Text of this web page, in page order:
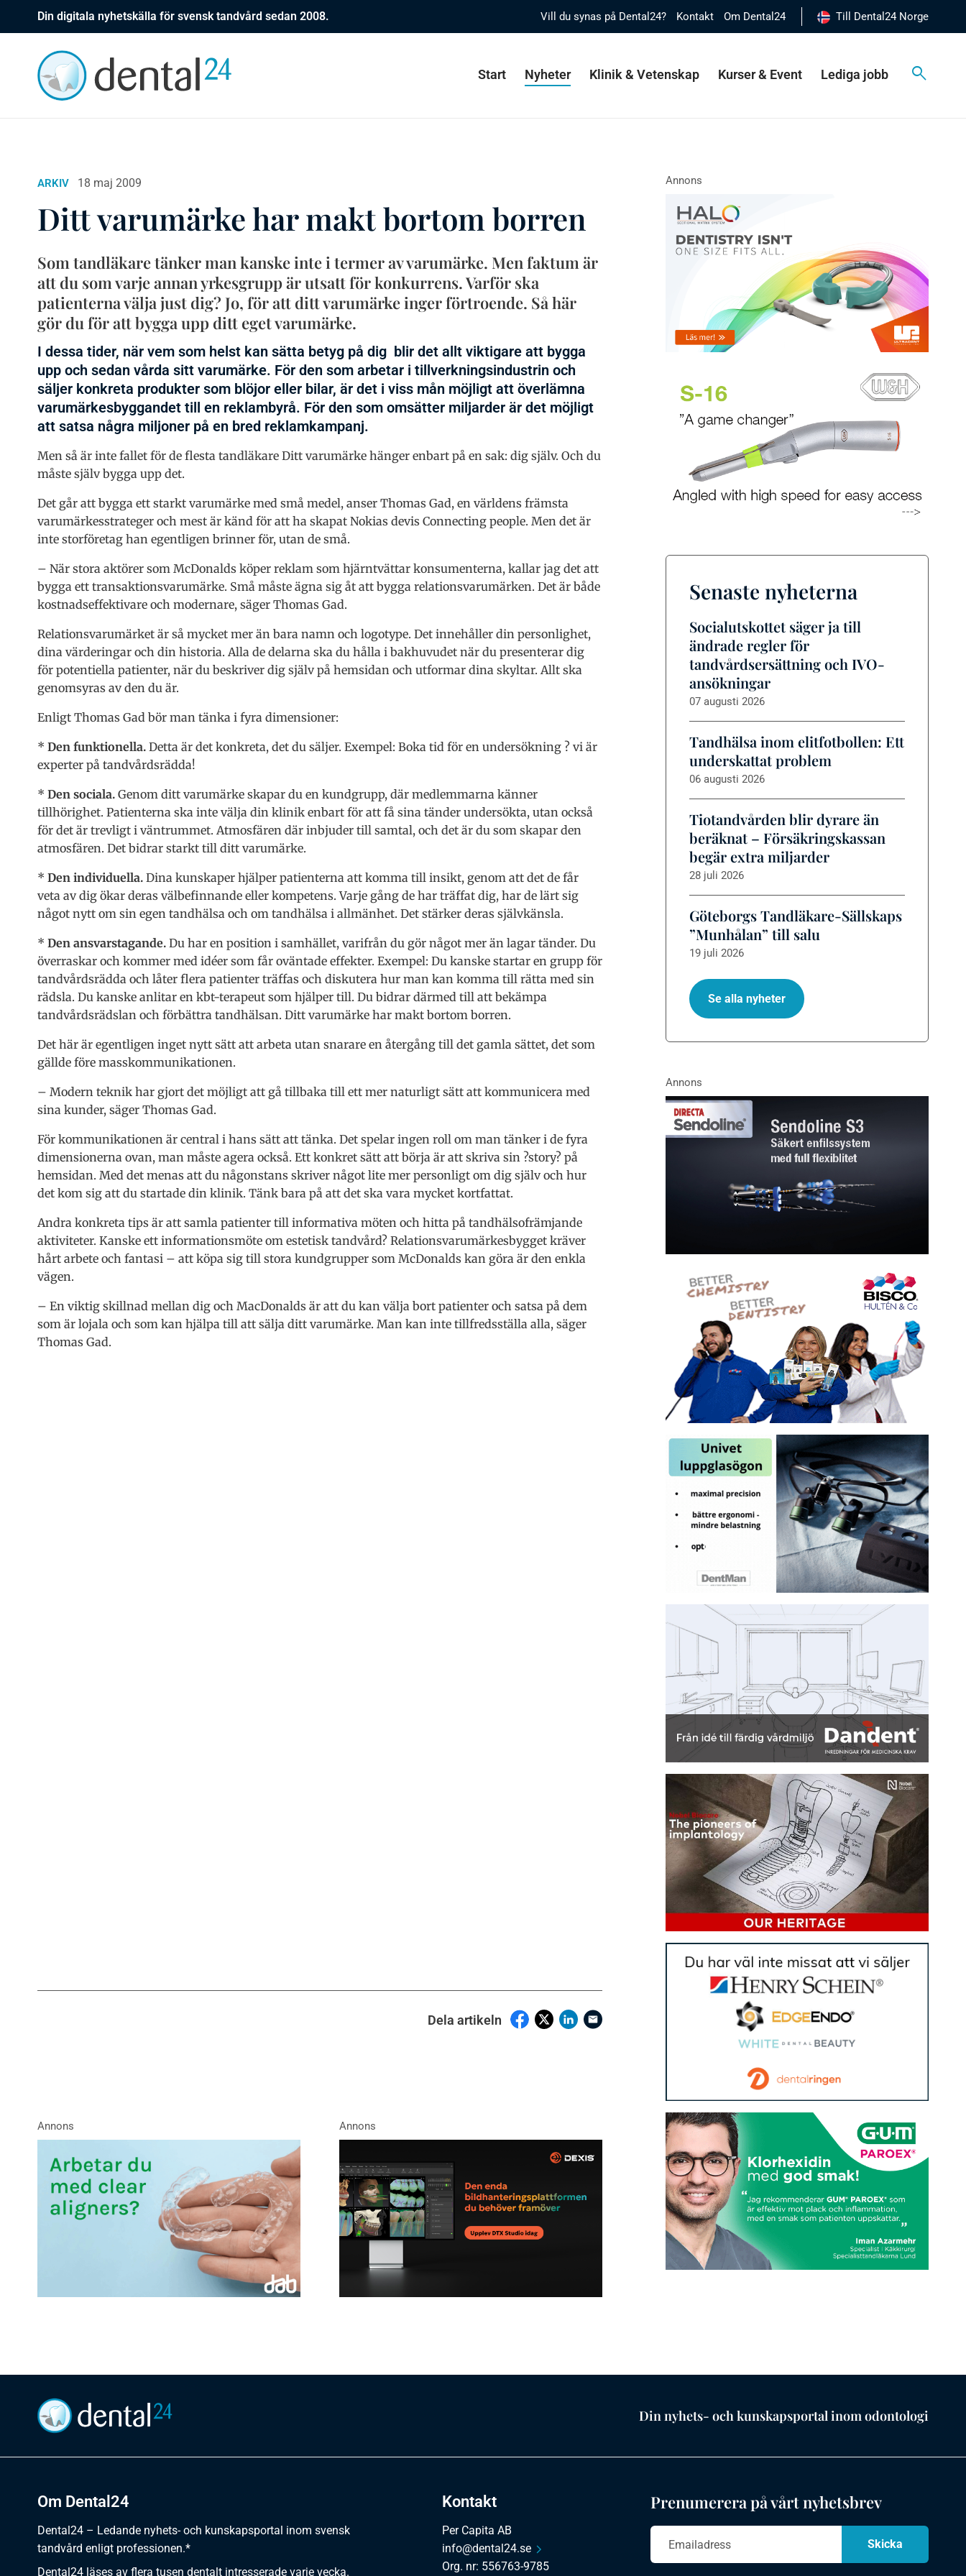
Din digitala nyhetskälla för svensk tandvård sedan 2008. Vill du synas på Dental24? Kontakt Om Dental24 Till Dental24 Norge
Start Nyheter Klinik & Vetenskap Kurser & Event Lediga jobb
ARKIV 18 maj 2009
Ditt varumärke har makt bortom borren
Som tandläkare tänker man kanske inte i termer av varumärke. Men faktum är
att du som varje annan yrkesgrupp är utsatt för konkurrens. Varför ska
patienterna välja just dig? Jo, för att ditt varumärke inger förtroende. Så här
gör du för att bygga upp ditt eget varumärke.
I dessa tider, när vem som helst kan sätta betyg på dig blir det allt viktigare att bygga
upp och sedan vårda sitt varumärke. För den som arbetar i tillverkningsindustrin och
säljer konkreta produkter som blöjor eller bilar, är det i viss mån möjligt att överlämna
varumärkesbyggandet till en reklambyrå. För den som omsätter miljarder är det möjligt
att satsa några miljoner på en bred reklamkampanj.
Men så är inte fallet för de flesta tandläkare Ditt varumärke hänger enbart på en sak: dig själv. Och du
måste själv bygga upp det.
Det går att bygga ett starkt varumärke med små medel, anser Thomas Gad, en världens främsta
varumärkesstrateger och mest är känd för att ha skapat Nokias devis Connecting people. Men det är
inte storföretag han egentligen brinner för, utan de små.
– När stora aktörer som McDonalds köper reklam som hjärntvättar konsumenterna, kallar jag det att
bygga ett transaktionsvarumärke. Små måste ägna sig åt att bygga relationsvarumärken. Det är både
kostnadseffektivare och modernare, säger Thomas Gad.
Relationsvarumärket är så mycket mer än bara namn och logotype. Det innehåller din personlighet,
dina värderingar och din historia. Alla de delarna ska du hålla i bakhuvudet när du presenterar dig
för potentiella patienter, när du beskriver dig själv på hemsidan och utformar dina skyltar. Allt ska
genomsyras av den du är.
Enligt Thomas Gad bör man tänka i fyra dimensioner:
* Den funktionella. Detta är det konkreta, det du säljer. Exempel: Boka tid för en undersökning ? vi är
experter på tandvårdsrädda!
* Den sociala. Genom ditt varumärke skapar du en kundgrupp, där medlemmarna känner
tillhörighet. Patienterna ska inte välja din klinik enbart för att få sina tänder undersökta, utan också
för det är trevligt i väntrummet. Atmosfären där inbjuder till samtal, och det är du som skapar den
atmosfären. Det bidrar starkt till ditt varumärke.
* Den individuella. Dina kunskaper hjälper patienterna att komma till insikt, genom att det de får
veta av dig ökar deras välbefinnande eller kompetens. Varje gång de har träffat dig, har de lärt sig
något nytt om sin egen tandhälsa och om tandhälsa i allmänhet. Det stärker deras självkänsla.
* Den ansvarstagande. Du har en position i samhället, varifrån du gör något mer än lagar tänder. Du
överraskar och kommer med idéer som får oväntade effekter. Exempel: Du kanske startar en grupp för
tandvårdsrädda och låter flera patienter träffas och diskutera hur man kan komma till rätta med sin
rädsla. Du kanske anlitar en kbt-terapeut som hjälper till. Du bidrar därmed till att bekämpa
tandvårdsrädslan och förbättra tandhälsan. Ditt varumärke har makt bortom borren.
Det här är egentligen inget nytt sätt att arbeta utan snarare en återgång till det gamla sättet, det som
gällde före masskommunikationen.
– Modern teknik har gjort det möjligt att gå tillbaka till ett mer naturligt sätt att kommunicera med
sina kunder, säger Thomas Gad.
För kommunikationen är central i hans sätt att tänka. Det spelar ingen roll om man tänker i de fyra
dimensionerna ovan, man måste agera också. Ett konkret sätt att börja är att skriva sin ?story? på
hemsidan. Med det menas att du någonstans skriver något lite mer personligt om dig själv och hur
det kom sig att du startade din klinik. Tänk bara på att det ska vara mycket kortfattat.
Andra konkreta tips är att samla patienter till informativa möten och hitta på tandhälsofrämjande
aktiviteter. Kanske ett informationsmöte om estetisk tandvård? Relationsvarumärkesbygget kräver
hårt arbete och fantasi – att köpa sig till stora kundgrupper som McDonalds kan göra är den enkla
vägen.
– En viktig skillnad mellan dig och MacDonalds är att du kan välja bort patienter och satsa på dem
som är lojala och som kan hjälpa till att sälja ditt varumärke. Man kan inte tillfredsställa alla, säger
Thomas Gad.
Dela artikeln
Senaste nyheterna
Socialutskottet säger ja till
ändrade regler för
tandvårdsersättning och IVO-
ansökningar
07 augusti 2026
Tandhälsa inom elitfotbollen: Ett
underskattat problem
06 augusti 2026
Tiotandvården blir dyrare än
beräknat – Försäkringskassan
begär extra miljarder
28 juli 2026
Göteborgs Tandläkare-Sällskaps
”Munhålan” till salu
19 juli 2026
Se alla nyheter
Din nyhets- och kunskapsportal inom odontologi
Om Dental24
Dental24 – Ledande nyhets- och kunskapsportal inom svensk
tandvård enligt professionen.*
Dental24 läses av flera tusen dentalt intresserade varje vecka.
Kontakt
Per Capita AB
info@dental24.se
Org. nr: 556763-9785
Prenumerera på vårt nyhetsbrev